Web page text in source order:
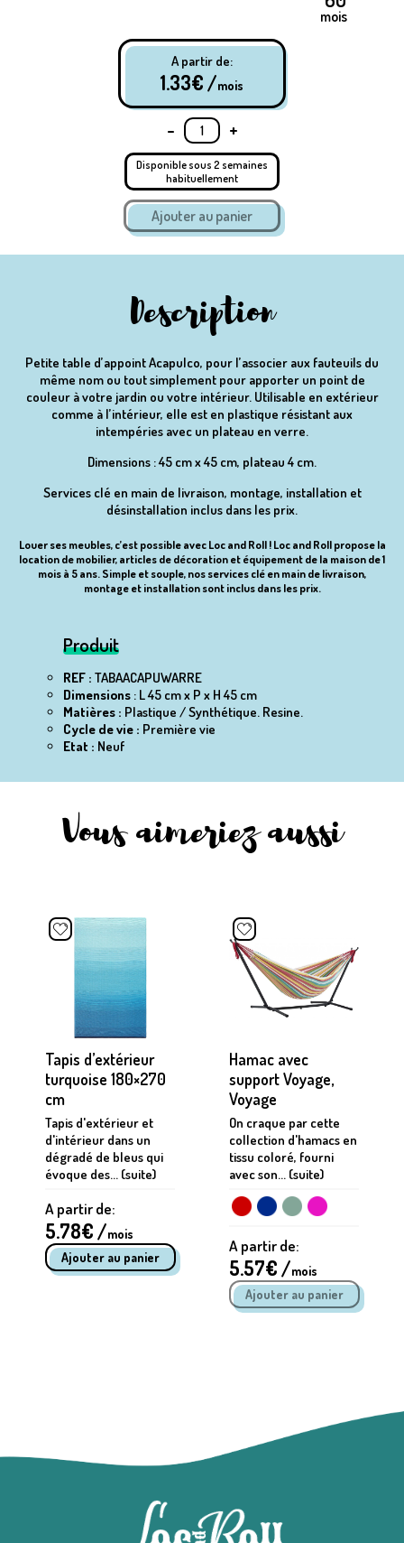
mois
A partir de:
1.33€ /mois
- +
Disponible sous 2 semaines
habituellement
Description
Petite table d’appoint Acapulco, pour l’associer aux fauteuils du
même nom ou tout simplement pour apporter un point de
couleur à votre jardin ou votre intérieur. Utilisable en extérieur
comme à l’intérieur, elle est en plastique résistant aux
intempéries avec un plateau en verre.
Dimensions : 45 cm x 45 cm, plateau 4 cm.
Services clé en main de livraison, montage, installation et
désinstallation inclus dans les prix.
Louer ses meubles, c’est possible avec Loc and Roll ! Loc and Roll propose la
location de mobilier, articles de décoration et équipement de la maison de 1
mois à 5 ans. Simple et souple, nos services clé en main de livraison,
montage et installation sont inclus dans les prix.
Produit
REF : TABAACAPUWARRE
Dimensions: L 45 cm x P x H 45 cm
Matières : Plastique / Synthétique. Resine.
Cycle de vie : Première vie
Etat : Neuf
Vous aimeriez aussi
Tapis d’extérieur
turquoise 180×270
cm
Tapis d'extérieur et
d'intérieur dans un
dégradé de bleus qui
évoque des... (suite)
A partir de:
5.78€ /mois
Hamac avec
support Voyage,
Voyage
On craque par cette
collection d'hamacs en
tissu coloré, fourni
avec son... (suite)
A partir de:
5.57€ /mois